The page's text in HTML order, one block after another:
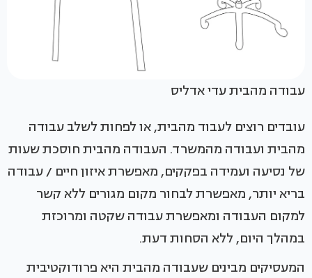
עבודה מהבית עדי אדליס
עובדים רוצים לעבוד מהבית, או לפחות לשלב עבודה
מהבית ועבודה מהמשרד. העבודה מהבית חוסכת שעות
של נסיעה ועמידה בפקקים, מאפשרת איזון חיים / עבודה
בריא יותר, מאפשרת לבחור מקום מגורים ללא קשר
למקום העבודה ומאפשרת עבודה שקטה ומרוכזת
במהלך היום, ללא הסחות דעת.
המעסיקים מבינים שעבודה מהבית היא פרודוקטיבית